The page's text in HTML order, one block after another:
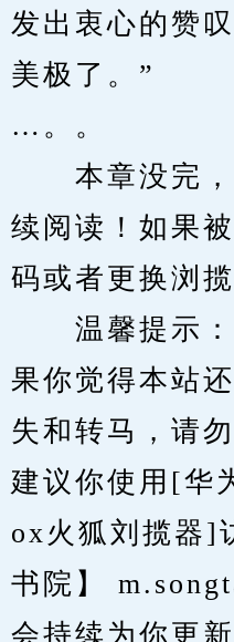
发出衷心的赞
美极了。”
…。。
本章没完，
续阅读！如果
码或者更换浏揽
温馨提示：
果你觉得本站
失和转马，请
建议你使用[华
ox火狐刘揽器]
书院】
会持续为你更